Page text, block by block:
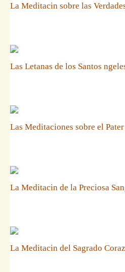
La Meditacin sobre las
Las Letanas de los Santos
Las Meditaciones sobre el
La Meditacin de la Preciosa
La Meditacin del Sagrado